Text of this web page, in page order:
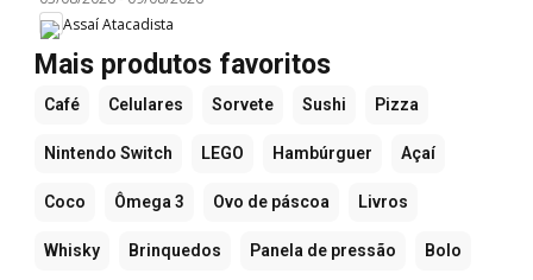
Assaí Atacadista
Mais produtos favoritos
Café Celulares Sorvete Sushi Pizza
Nintendo Switch LEGO Hambúrguer Açaí
Coco Ômega 3 Ovo de páscoa Livros
Whisky Brinquedos Panela de pressão Bolo